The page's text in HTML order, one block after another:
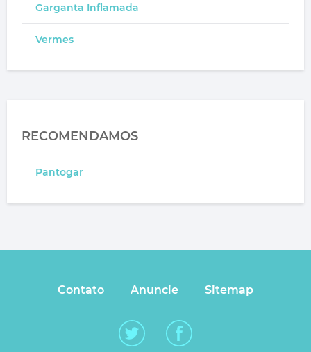
Garganta Inflamada
Vermes
RECOMENDAMOS
Pantogar
Contato Anuncie Sitemap